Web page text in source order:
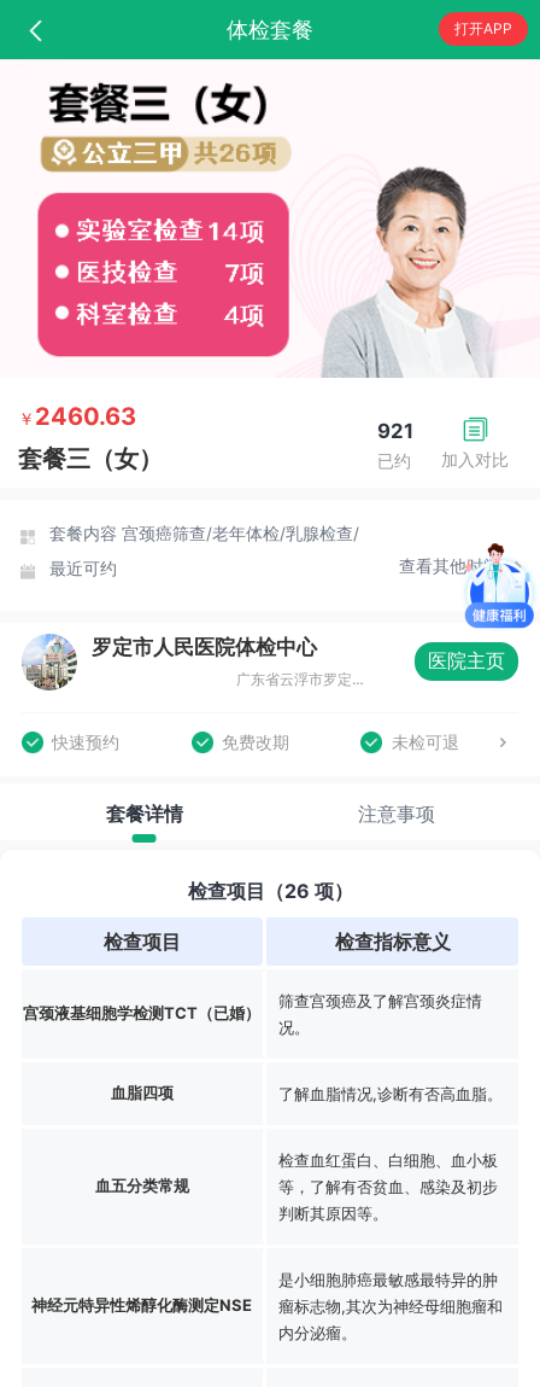
体检套餐 打开APP
加入对比
921
已约
￥ 2460.63
套餐三（女）
套餐内容 宫颈癌筛查/老年体检/乳腺检查/
最近可约
查看其他时间
罗定市人民医院体检中心
广东省云浮市罗定市罗城镇陵园路34号
医院主页
快速预约 免费改期 未检可退
套餐详情 注意事项
检查项目（26 项）
检查项目 检查指标意义
宫颈液基细胞学检测TCT（已婚）
筛查宫颈癌及了解宫颈炎症情
况。
血脂四项 了解血脂情况,诊断有否高血脂。
血五分类常规
检查血红蛋白、白细胞、血小板
等，了解有否贫血、感染及初步
判断其原因等。
神经元特异性烯醇化酶测定NSE
是小细胞肺癌最敏感最特异的肿
瘤标志物,其次为神经母细胞瘤和
内分泌瘤。